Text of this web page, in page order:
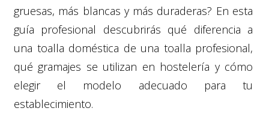
gruesas, más blancas y más duraderas? En esta
guía profesional descubrirás qué diferencia a
una toalla doméstica de una toalla profesional,
qué gramajes se utilizan en hostelería y cómo
elegir el modelo adecuado para tu
establecimiento.